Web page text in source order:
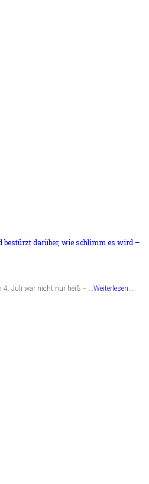
darüber, wie schlimm es wird –
4. Juli war nicht nur heiß – …Weiterlesen...